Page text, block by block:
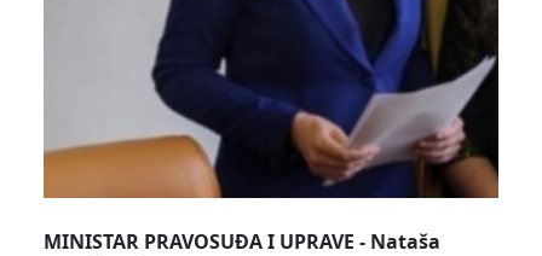
MINISTAR PRAVOSUĐA I UPRAVE - Nataša